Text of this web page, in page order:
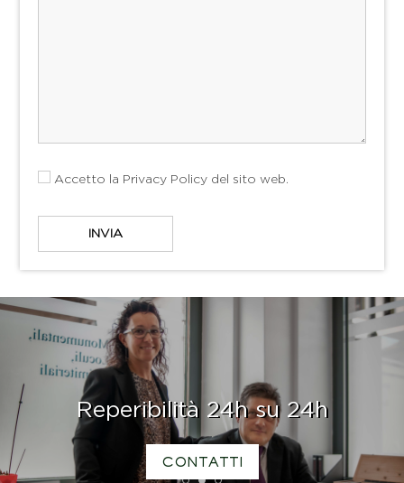
Accetto la Privacy Policy del sito web.
Reperibilità 24h su 24h
CONTATTI